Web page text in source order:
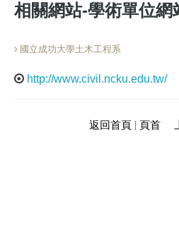
相關網站-學術單位網
國立成功大學土木工程系
http://www.civil.ncku.edu.tw/
返回首頁| 頁首